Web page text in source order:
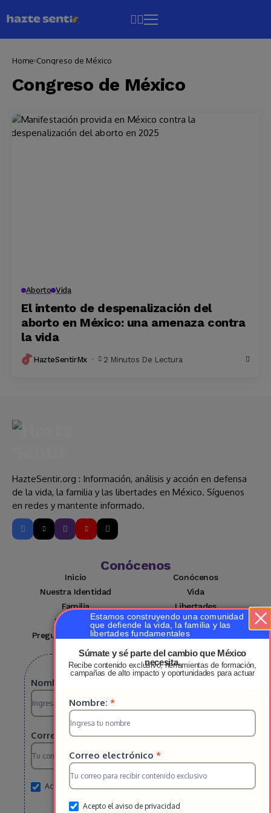
Home Congreso de México
Congreso de México
Aborto Vida
El intento de despenalización del
aborto en México: una amenaza contra
la vida
HazteSentirMx 2 Minutos De Lectura
HazteSentir.org : Información, análisis y acción en defensa
de la vida, la familia y las libertades en México. Síguenos
en redes y mantente informado.
Conócenos
Inicio
Conócenos
Nuestra Identidad
Vida
Familia
Libertades
Suscríbete
Mi cuenta
Preguntas Frecuentes
Contacto
Suscribete a nuestro boletin
Suscripcion
HS
2025
Nombre:
Correo electrónico*
Acepto el aviso de privacidad
Estamos construyendo una comunidad
que defiende la vida, la familia y las
libertades fundamentales
Súmate y sé parte del cambio que México
necesita.
Recibe contenido exclusivo, herramientas de formación,
campañas de alto impacto y oportunidades para actuar
Suscripcion
HS
2025
Nombre: *
Correo electrónico *
Acepto el aviso de privacidad